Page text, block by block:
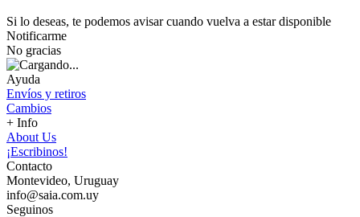
Si lo deseas, te podemos avisar cuando vuelva a estar disponible
Notificarme
No gracias
Ayuda
Envíos y retiros
Cambios
+ Info
About Us
¡Escribinos!
Contacto
Montevideo, Uruguay
info@saia.com.uy
Seguinos